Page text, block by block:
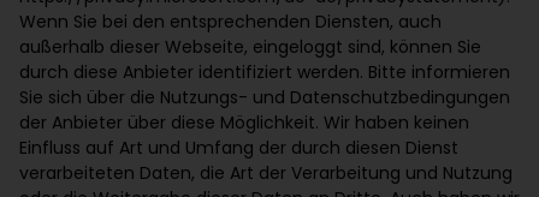
Wenn Sie bei den entsprechenden Diensten, auch
außerhalb dieser Webseite, eingeloggt sind, können Sie
durch diese Anbieter identifiziert werden. Bitte informieren
Sie sich über die Nutzungs- und Datenschutzbedingungen
der Anbieter über diese Möglichkeit. Wir haben keinen
Einfluss auf Art und Umfang der durch diesen Dienst
verarbeiteten Daten, die Art der Verarbeitung und Nutzung